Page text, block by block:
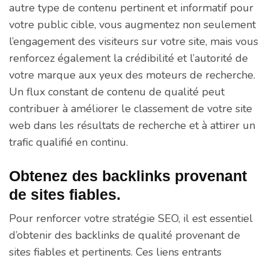
autre type de contenu pertinent et informatif pour
votre public cible, vous augmentez non seulement
l’engagement des visiteurs sur votre site, mais vous
renforcez également la crédibilité et l’autorité de
votre marque aux yeux des moteurs de recherche.
Un flux constant de contenu de qualité peut
contribuer à améliorer le classement de votre site
web dans les résultats de recherche et à attirer un
trafic qualifié en continu.
Obtenez des backlinks provenant
de sites fiables.
Pour renforcer votre stratégie SEO, il est essentiel
d’obtenir des backlinks de qualité provenant de
sites fiables et pertinents. Ces liens entrants